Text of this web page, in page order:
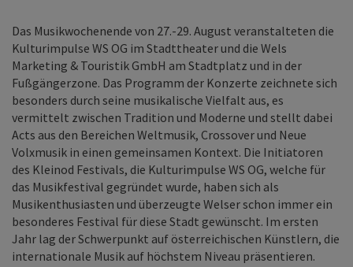
Das Musikwochenende von 27.-29. August veranstalteten die
Kulturimpulse WS OG im Stadttheater und die Wels
Marketing & Touristik GmbH am Stadtplatz und in der
Fußgängerzone. Das Programm der Konzerte zeichnete sich
besonders durch seine musikalische Vielfalt aus, es
vermittelt zwischen Tradition und Moderne und stellt dabei
Acts aus den Bereichen Weltmusik, Crossover und Neue
Volxmusik in einen gemeinsamen Kontext. Die Initiatoren
des Kleinod Festivals, die Kulturimpulse WS OG, welche für
das Musikfestival gegründet wurde, haben sich als
Musikenthusiasten und überzeugte Welser schon immer ein
besonderes Festival für diese Stadt gewünscht. Im ersten
Jahr lag der Schwerpunkt auf österreichischen Künstlern, die
internationale Musik auf höchstem Niveau präsentieren.